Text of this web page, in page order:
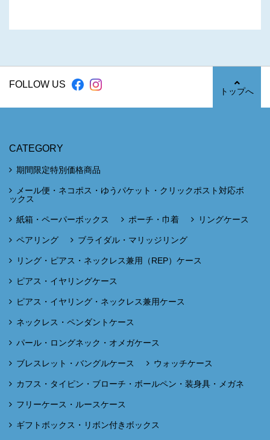
FOLLOW US
トップへ
CATEGORY
期間限定特別価格商品
メール便・ネコポス・ゆうパケット・クリックポスト対応ボ
ックス
紙箱・ペーパーボックス ポーチ・巾着 リングケース
ペアリング ブライダル・マリッジリング
リング・ピアス・ネックレス兼用（REP）ケース
ピアス・イヤリングケース
ピアス・イヤリング・ネックレス兼用ケース
ネックレス・ペンダントケース
パール・ロングネック・オメガケース
ブレスレット・バングルケース ウォッチケース
カフス・タイピン・ブローチ・ボールペン・装身具・メガネ
フリーケース・ルースケース
ギフトボックス・リボン付きボックス